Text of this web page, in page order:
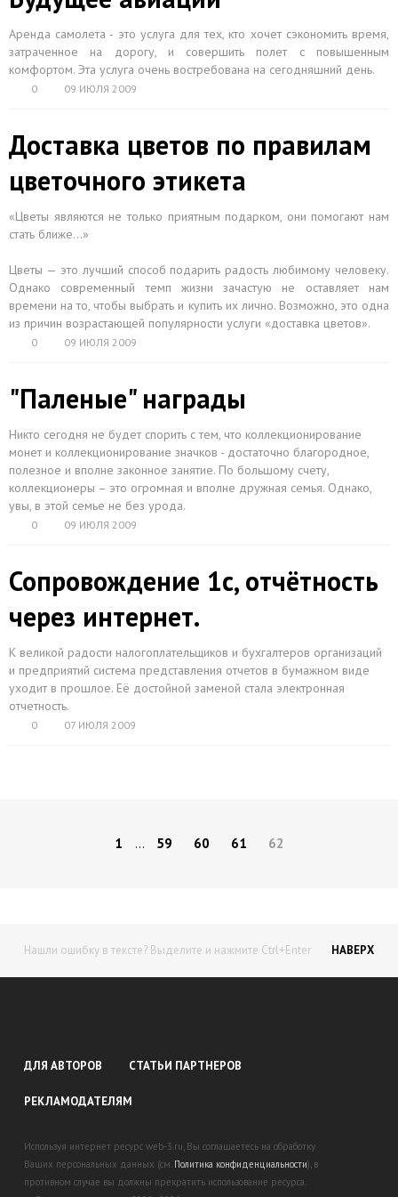
Аренда самолета - это услуга для тех, кто хочет сэкономить время,
затраченное на дорогу, и совершить полет с повышенным
комфортом. Эта услуга очень востребована на сегодняшний день.
0 09 ИЮЛЯ 2009
Доставка цветов по правилам
цветочного этикета
«Цветы являются не только приятным подарком, они помогают нам
стать ближе…»
Цветы — это лучший способ подарить радость любимому человеку.
Однако современный темп жизни зачастую не оставляет нам
времени на то, чтобы выбрать и купить их лично. Возможно, это одна
из причин возрастающей популярности услуги «доставка цветов».
0 09 ИЮЛЯ 2009
"Паленые" награды
Никто сегодня не будет спорить с тем, что коллекционирование
монет и коллекционирование значков - достаточно благородное,
полезное и вполне законное занятие. По большому счету,
коллекционеры – это огромная и вполне дружная семья. Однако,
увы, в этой семье не без урода.
0 09 ИЮЛЯ 2009
Сопровождение 1с, отчётность
через интернет.
К великой радости налогоплательщиков и бухгалтеров организаций
и предприятий система представления отчетов в бумажном виде
уходит в прошлое. Её достойной заменой стала электронная
отчетность.
0 07 ИЮЛЯ 2009
1 … 59 60 61 62
Нашли ошибку в тексте? Выделите и нажмите Ctrl+Enter НАВЕРХ
ДЛЯ АВТОРОВ СТАТЬИ ПАРТНЕРОВ
РЕКЛАМОДАТЕЛЯМ
Используя интернет ресурс web-3.ru, Вы соглашаетесь на обработку
Ваших персональных данных (см. Политика конфиденциальности), в
противном случае вы должны прекратить использование ресурса.